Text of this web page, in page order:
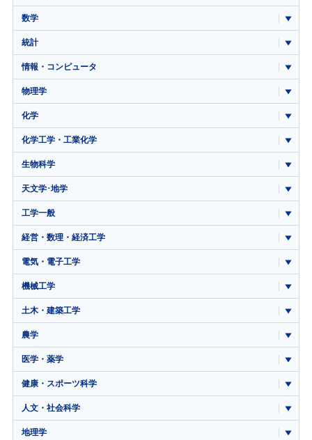
数学
統計
情報・コンピュータ
物理学
化学
化学工学・工業化学
生物科学
天文学･地学
工学一般
経営・数理・経済工学
電気・電子工学
機械工学
土木・建築工学
農学
医学・薬学
健康・スポーツ科学
人文・社会科学
地理学